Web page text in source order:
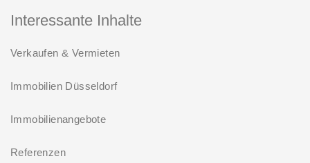
0,53 Prozent effektiv bei 35 Jahren
Laufzeit und 10 Jahren
Antragstellende verpflichten sich
zu energetischer Sanierung binnen
weiter die Förderung für Familien mit
Förderprodukt „Wohneigentum für
Familien – Bestandserwerb / „Jung kauft
mittlerem Einkommen, die eine
Interessante Inhalte
Verkaufen & Vermieten
Immobilien Düsseldorf
Immobilienangebote
Referenzen